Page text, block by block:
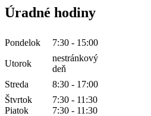
Úradné hodiny
Pondelok 7:30 - 15:00
Utorok
nestránkový
deň
Streda
8:30 - 17:00
Štvrtok
7:30 - 11:30
Piatok
7:30 - 11:30